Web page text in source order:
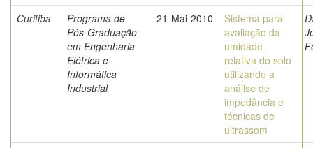
Curitiba
Programa de
Pós-Graduação
em Engenharia
Elétrica e
Informática
Industrial
21-Mai-2010
Sistema para
avaliação da
umidade
relativa do solo
utilizando a
análise de
impedância e
técnicas de
ultrassom